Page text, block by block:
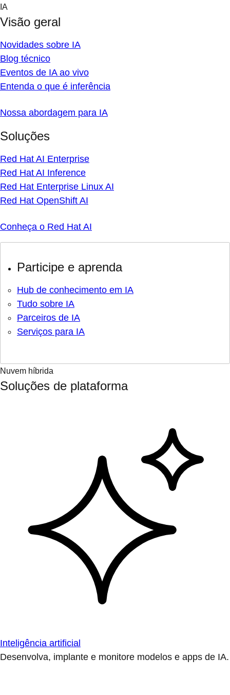
Skip
content
IA
Visão geral
Novidades sobre IA
Blog técnico
Eventos de IA ao vivo
Entenda o que é inferência
Nossa abordagem para IA
Soluções
Red Hat AI Enterprise
Red Hat AI Inference
Red Hat Enterprise Linux AI
Red Hat OpenShift AI
Conheça o Red Hat AI
Participe e aprenda
Hub de conhecimento em IA
Tudo sobre IA
Parceiros de IA
Serviços para IA
Nuvem híbrida
Soluções de plataforma
Inteligência artificial
Desenvolva, implante e monitore modelos e apps de IA.